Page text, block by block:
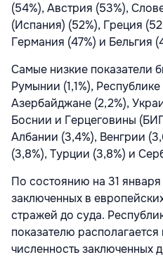
(54%), Австрия (53%),
(Испания) (52%), Греция
Германия (47%) и Бельгия
Самые низкие показатели
Румынии (1,1%),
Азербайджане (2,2%),
Боснии и Герцеговины
Албании (3,4%), Венгрии
(3,8%), Турции (3,8%) и
По состоянию на 31
заключенных в
стражей до суда.
показателю
численность заключенных